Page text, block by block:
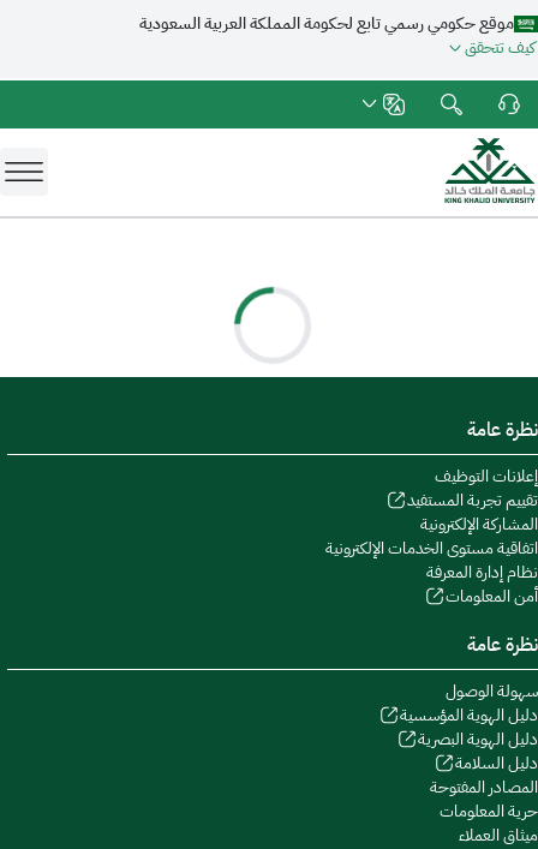
موقع حكومي رسمي تابع لحكومة المملكة العربية السعودية
كيف تتحقق
نظرة عامة
إعلانات التوظيف
تقييم تجربة المستفيد
المشاركة الإلكترونية
اتفاقية مستوى الخدمات الإلكترونية
نظام إدارة المعرفة
أمن المعلومات
نظرة عامة
سهولة الوصول
دليل الهوية المؤسسية
دليل الهوية البصرية
دليل السلامة
المصادر المفتوحة
حرية المعلومات
ميثاق العملاء